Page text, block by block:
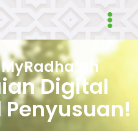
Main
Digital